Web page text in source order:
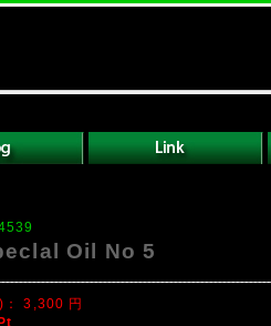
Oil No 5
3,300 円